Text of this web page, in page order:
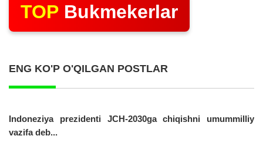
TOP Bukmekerlar
ENG KO'P O'QILGAN POSTLAR
Indoneziya prezidenti JCH-2030ga chiqishni umummilliy
vazifa deb...